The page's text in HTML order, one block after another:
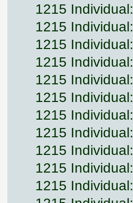
1215 Individual:
1215 Individual:
1215 Individual:
1215 Individual:
1215 Individual:
1215 Individual:
1215 Individual:
1215 Individual:
1215 Individual:
1215 Individual:
1215 Individual: